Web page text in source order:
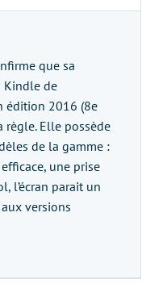
que sa
Kindle de
édition 2016 (8e
règle. Elle possède
de la gamme :
une prise
l’écran parait un
versions